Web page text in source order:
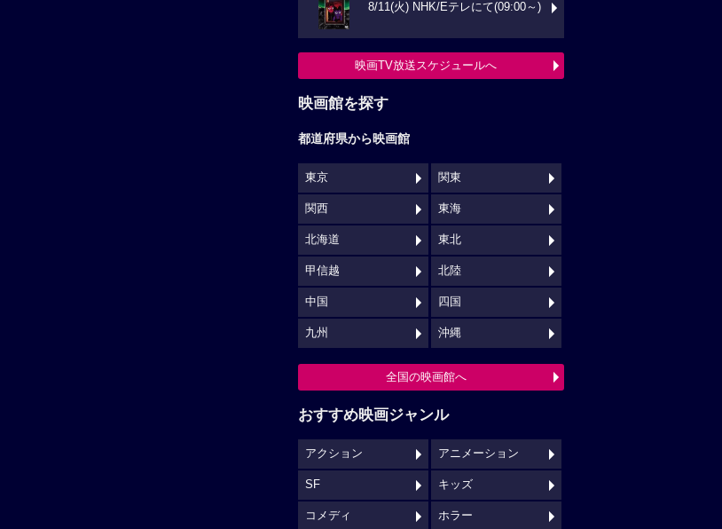
8/11(火) NHK/Eテレにて(09:00～)
映画TV放送スケジュールへ
映画館を探す
都道府県から映画館
東京 関東
関西 東海
北海道 東北
甲信越 北陸
中国 四国
九州 沖縄
全国の映画館へ
おすすめ映画ジャンル
アクション アニメーション
SF キッズ
コメディ ホラー